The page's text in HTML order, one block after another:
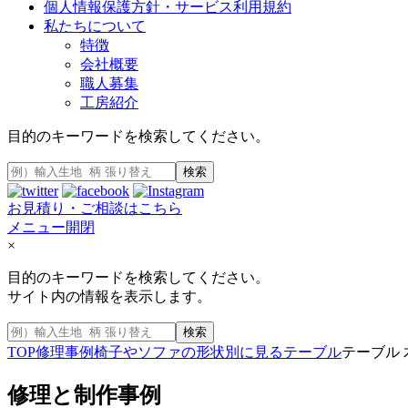
個人情報保護方針・サービス利用規約
私たちについて
特徴
会社概要
職人募集
工房紹介
目的のキーワードを検索してください。
検索
お見積り・ご相談はこちら
メニュー開閉
×
目的のキーワードを検索してください。
サイト内の情報を表示します。
検索
TOP修理事例椅子やソファの形状別に見るテーブルテーブル
修理と制作事例